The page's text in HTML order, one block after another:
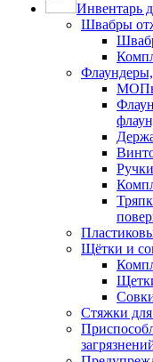
Инвентарь
Швабры
МОПы
Щётки и
Стяжки